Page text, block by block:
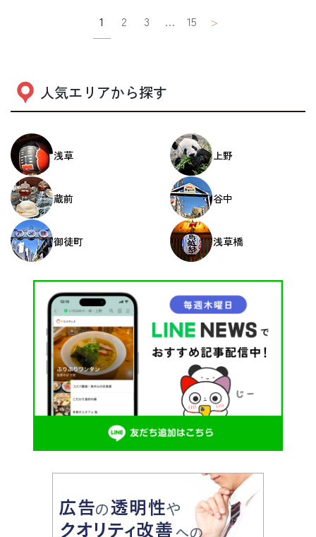
稿
ビ
ゲ
1 2 3 … 15 >
人気エリアから探す
浅草 上野
蔵前 谷中
御徒町 浅草橋